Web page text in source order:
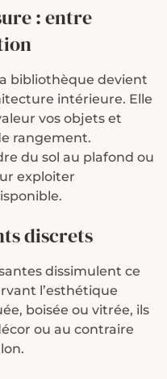
: entre
bibliothèque devient
intérieure. Elle
vos objets et
rangement.
du sol au plafond ou
exploiter
discrets
dissimulent ce
l’esthétique
boisée ou vitrée, ils
ou au contraire